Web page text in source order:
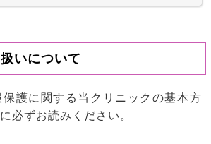
いについて
護に関する当クリニックの基本方
必ずお読みください。